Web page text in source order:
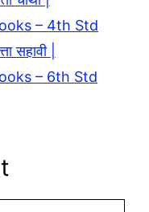
– 4th Std
सहावी |
– 6th Std